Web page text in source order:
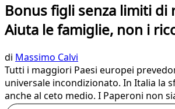
Bonus figli senza limiti di
Aiuta le famiglie, non i
di Massimo Calvi
Tutti i maggiori Paesi europei
universale incondizionato. In Italia la
anche al ceto medio. I Paperoni non